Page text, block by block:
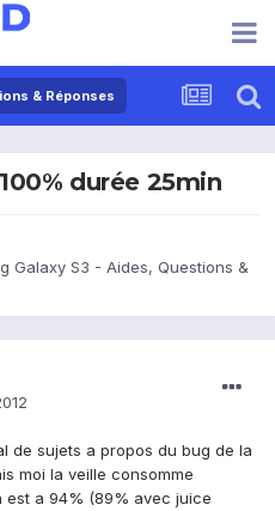
& Réponses
durée 25min
Galaxy S3 - Aides, Questions &
de sujets a propos du bug de la
moi la veille consomme
a 94% (89% avec juice